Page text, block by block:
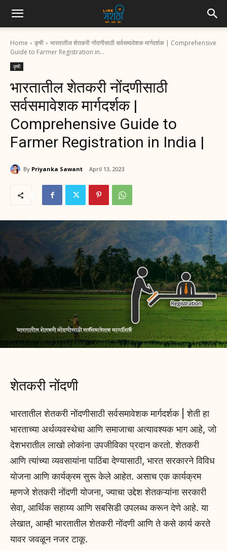
Home कृषी
भारतातील शेतकरी नोंदणीसाठी सर्वसमावेशक मार्गदर्शक | Comprehensive
Guide to Farmer Registration in...
कृषी
भारतातील शेतकरी नोंदणीसाठी
सर्वसमावेशक मार्गदर्शक |
Comprehensive Guide to
Farmer Registration in India |
By Priyanka Sawant April 13, 2023
शेतकरी नोंदणी
भारतातील शेतकरी नोंदणीसाठी सर्वसमावेशक मार्गदर्शक | शेती हा
भारताच्या अर्थव्यवस्थेचा आणि समाजाचा अत्यावश्यक भाग आहे, जो
देशभरातील लाखो लोकांना उपजीविका प्रदान करतो. शेतकरी
आणि त्यांच्या व्यवसायांना पाठिंबा देण्यासाठी, भारत सरकारने विविध
योजना आणि कार्यक्रम सुरू केले आहेत. असाच एक कार्यक्रम
म्हणजे शेतकरी नोंदणी योजना, ज्याचा उद्देश शेतकऱ्यांना सरकारी
सेवा, आर्थिक सहाय्य आणि सबसिडी उपलब्ध करून देणे आहे. या
लेखात, आम्ही भारतातील शेतकरी नोंदणी आणि ते कसे कार्य करते
यावर जवळून नजर टाकू.